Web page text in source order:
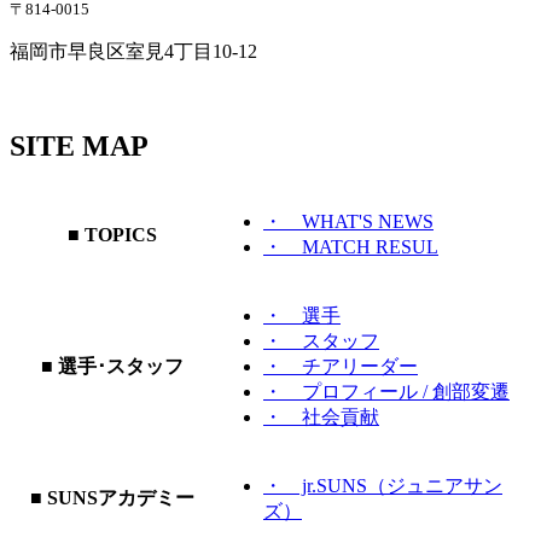
〒814-0015
福岡市早良区室見4丁目10-12
SITE MAP
■ TOPICS
・ WHAT'S NEWS
・ MATCH RESUL
■ 選手･スタッフ
・ 選手
・ スタッフ
・ チアリーダー
・ プロフィール / 創部変遷
・ 社会貢献
■ SUNSアカデミー
・ jr.SUNS（ジュニアサン
ズ）